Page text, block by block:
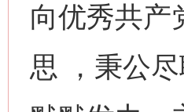
向优秀共产
思 ，秉公